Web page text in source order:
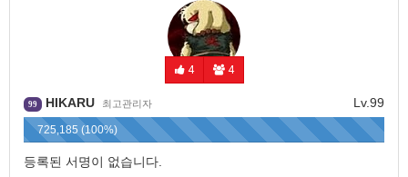
4 4
Lv.99
99 HIKARU 최고관리자
725,185 (100%)
등록된 서명이 없습니다.